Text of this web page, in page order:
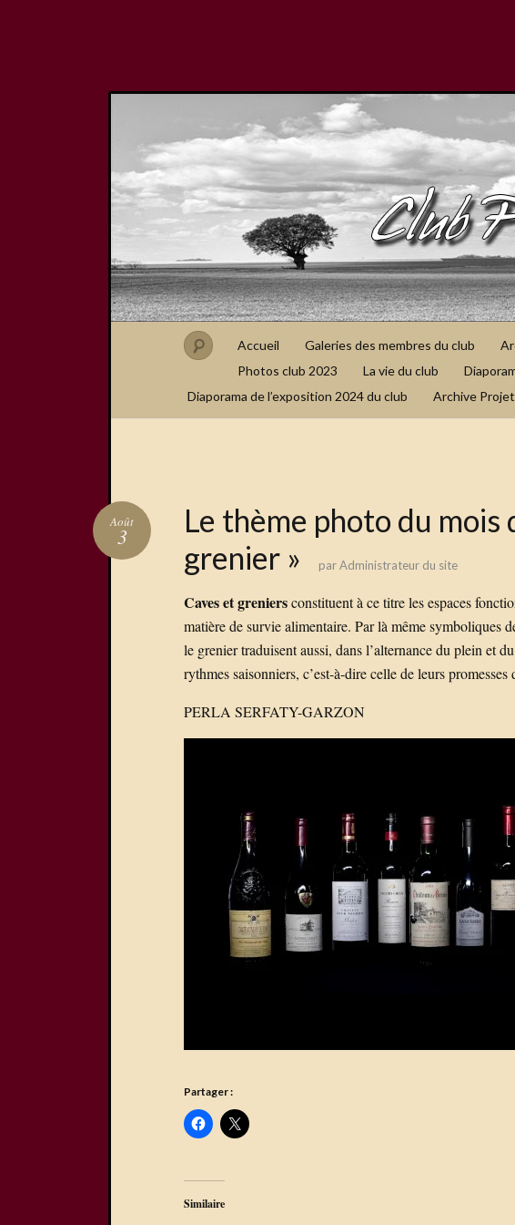
Accueil Galeries des membres du club
Photos club 2023
La vie du club
Diaporama de l’exposition 2024 du club
Archive
Le thème photo du mois
grenier »
Août
3
parAdministrateur du site
Caves et greniersconstituent à ce titre les espaces
matière de survie alimentaire. Par là même symboliques
le grenier traduisent aussi, dans l’alternance du plein et
rythmes saisonniers, c’est-à-dire celle de leurs promesses
PERLA SERFATY-GARZON
Partager :
Similaire